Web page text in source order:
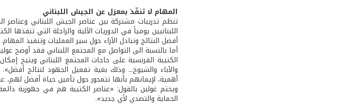
المهام لا تنفّذ بمعزل عن الجيش اللبناني
تنظم تدريبات مشتركة بين عناصر الجيش اللبناني وعناصر
اللبنانيين يومياً في الدوريات الآلية والراجلة التي
أفضل النتائج وتبادل الآراء حول سير العمليات وتنفيذ المهام.
أما بالنسبة الى التواصل مع المجتمع اللبناني فقد أوضح
الكتيبة الفرنسية على حاجات المجتمع اللبناني ويتيح
والآباء والشيوخ... وذلك بغية تفعيل الجهود لنتائج
أهمية، لإيمانهم بأنها تتمحور حول تأمين حياة أفضل لهم،
ويختم غولين بالقول: «عناصر الكتيبة هم في جهوزية
الحماية والتصدي لأي جديد».